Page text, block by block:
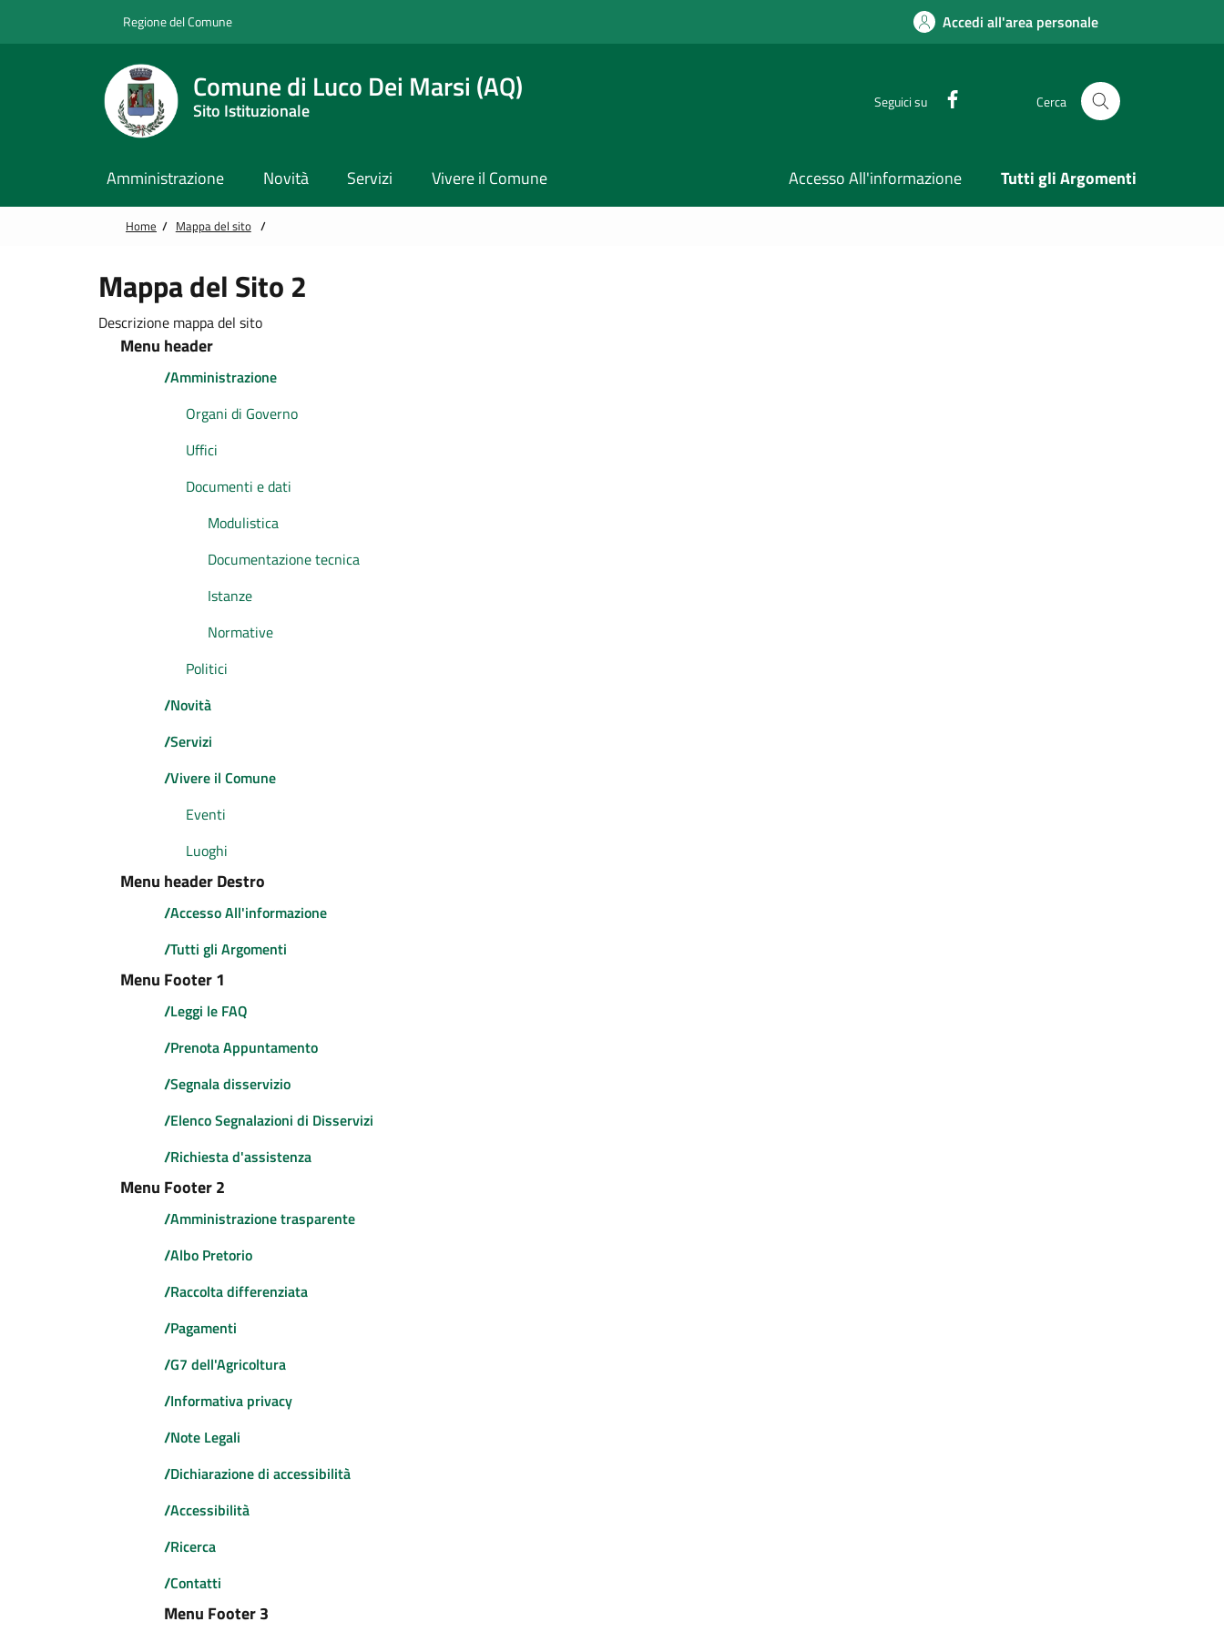
Regione del Comune Accedi all'area personale
Comune di Luco Dei Marsi (AQ)
Sito Istituzionale Seguici su Cerca
Amministrazione Novità Servizi Vivere il Comune Accesso All'informazione Tutti gli Argomenti
Home / Mappa del sito /
Mappa del Sito 2
Descrizione mappa del sito
Menu header
/Amministrazione
Organi di Governo
Uffici
Documenti e dati
Modulistica
Documentazione tecnica
Istanze
Normative
Politici
/Novità
/Servizi
/Vivere il Comune
Eventi
Luoghi
Menu header Destro
/Accesso All'informazione
/Tutti gli Argomenti
Menu Footer 1
/Leggi le FAQ
/Prenota Appuntamento
/Segnala disservizio
/Elenco Segnalazioni di Disservizi
/Richiesta d'assistenza
Menu Footer 2
/Amministrazione trasparente
/Albo Pretorio
/Raccolta differenziata
/Pagamenti
/G7 dell'Agricoltura
/Informativa privacy
/Note Legali
/Dichiarazione di accessibilità
/Accessibilità
/Ricerca
/Contatti
Menu Footer 3